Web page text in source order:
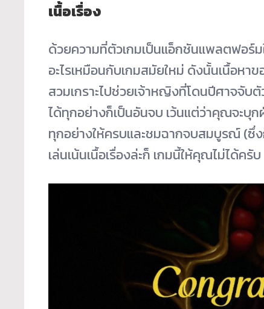
เนื้อเรื่อง
ด้วยความที่ตัวเกมเป็นแอ็กชันแพลตฟอร์
อะไรเหมือนกับเกมสมัยใหม่ ดังนั้นเนื้อหา
สวมเกราะไปช่วยเจ้าหญิงที่โดนปีศาจจับ
ได้ทุกอย่างก็เป็นอันจบ เว้นแต่ว่าคุณจะบุ
ทุกอย่างให้ครบและชมฉากจบสมบูรณ์ (ซึ่
เล่นเน้นเนื้อเรื่องล่ะก็ เกมนี้ให้คุณไม่ได้ครับ